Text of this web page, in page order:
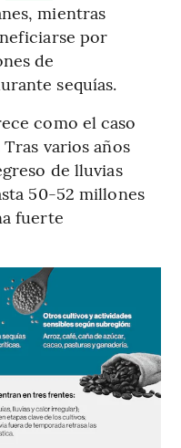
mientras
por
de
sequías.
como el caso
varios años
de lluvias
50-52 millones
fuerte